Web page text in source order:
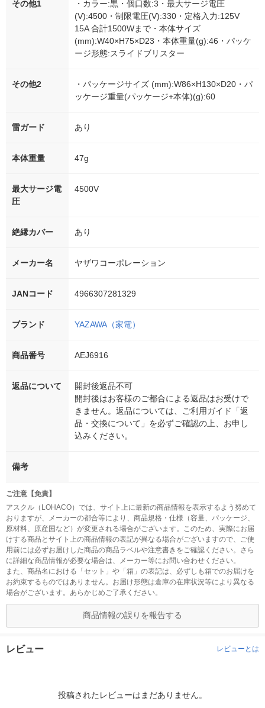
その他1
・カラー:黒・個口数:3・最大サージ電圧
(V):4500・制限電圧(V):330・定格入力:125V
15A 合計1500Wまで・本体サイズ
(mm):W40×H75×D23・本体重量(g):46・パッケ
ージ形態:スライドブリスター
その他2
・パッケージサイズ (mm):W86×H130×D20・パ
ッケージ重量(パッケージ+本体)(g):60
雷ガード あり
本体重量 47g
最大サージ電
圧
4500V
絶縁カバー あり
メーカー名 ヤザワコーポレーション
JANコード 4966307281329
ブランド YAZAWA（家電）
商品番号 AEJ6916
返品について
開封後返品不可
開封後はお客様のご都合による返品はお受けで
きません。返品については、ご利用ガイド「返
品・交換について」を必ずご確認の上、お申し
込みください。
備考
ご注意【免責】
アスクル（LOHACO）では、サイト上に最新の商品情報を表示するよう努めて
おりますが、メーカーの都合等により、商品規格・仕様（容量、パッケージ、
原材料、原産国など）が変更される場合がございます。このため、実際にお届
けする商品とサイト上の商品情報の表記が異なる場合がございますので、ご使
用前には必ずお届けした商品の商品ラベルや注意書きをご確認ください。さら
に詳細な商品情報が必要な場合は、メーカー等にお問い合わせください。
また、商品名における「セット」や「箱」の表記は、必ずしも箱でのお届けを
お約束するものではありません。お届け形態は倉庫の在庫状況等により異なる
場合がございます。あらかじめご了承ください。
商品情報の誤りを報告する
レビュー レビューとは
投稿されたレビューはまだありません。